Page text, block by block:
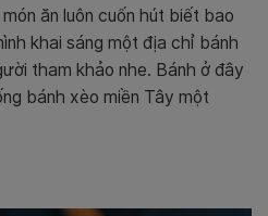
ăn luôn cuốn hút biết bao
khai sáng một địa chỉ bánh
tham khảo nhe. Bánh ở đây
bánh xèo miền Tây một